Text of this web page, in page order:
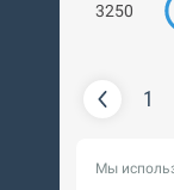
3250
1
Мы